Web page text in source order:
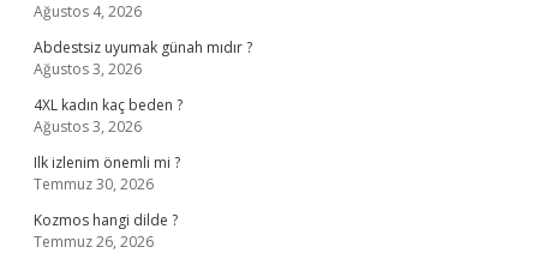
Ağustos 4, 2026
Abdestsiz uyumak günah mıdır ?
Ağustos 3, 2026
4XL kadın kaç beden ?
Ağustos 3, 2026
Ilk izlenim önemli mi ?
Temmuz 30, 2026
Kozmos hangi dilde ?
Temmuz 26, 2026